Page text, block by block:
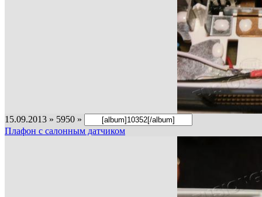
15.09.2013 » 5950 »
Плафон с салонным датчиком